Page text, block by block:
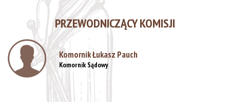
PRZEWODNICZĄCY KOMISJI
Komornik Łukasz Pauch
Komornik Sądowy